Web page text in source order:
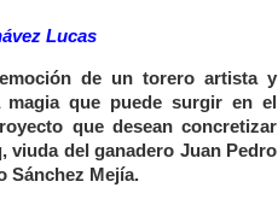
Lucas
de un torero artista y
que puede surgir en el
que desean concretizar
viuda del ganadero Juan Pedro
Sánchez Mejía.